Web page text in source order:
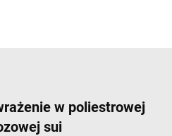
w poliestrowej
sui